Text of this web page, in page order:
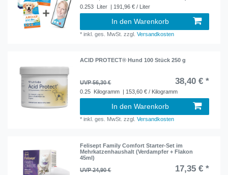
0.253 Liter | 191,96 € / Liter
In den Warenkorb
*inkl. ges. MwSt. zzgl.Versandkosten
ACID PROTECT® Hund 100 Stück 250 g
UVP 56,30 € 38,40 € *
0.25 Kilogramm | 153,60 € / Kilogramm
In den Warenkorb
*inkl. ges. MwSt. zzgl.Versandkosten
Felisept Family Comfort Starter-Set im
Mehrkatzenhaushalt (Verdampfer + Flakon
45ml)
UVP 24,90 €
17,35 € *